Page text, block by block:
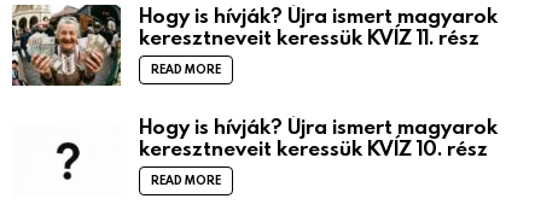
Hogy is hívják? Újra ismert magyarok
keresztneveit keressük KVÍZ 11. rész
READ MORE
Hogy is hívják? Újra ismert magyarok
keresztneveit keressük KVÍZ 10. rész
READ MORE